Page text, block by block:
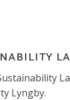
Lyngby.